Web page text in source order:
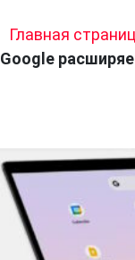
Главная
Google